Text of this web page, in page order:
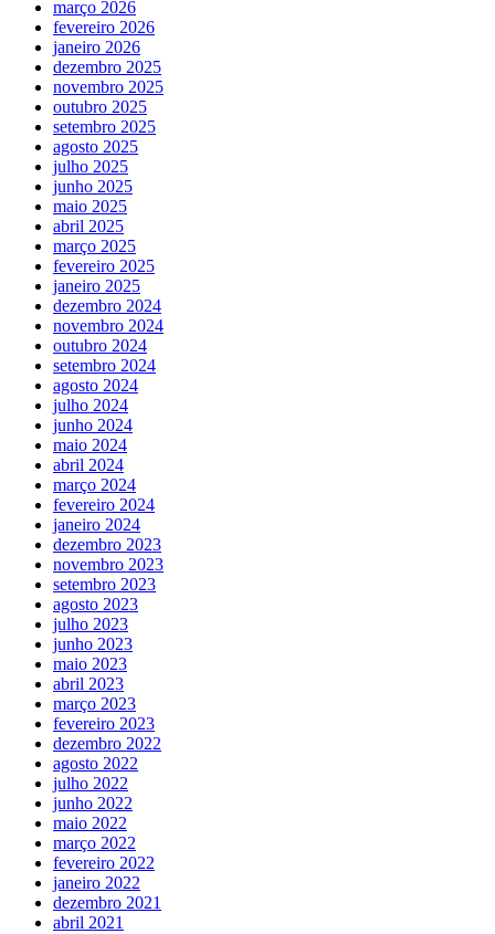
março 2026
fevereiro 2026
janeiro 2026
dezembro 2025
novembro 2025
outubro 2025
setembro 2025
agosto 2025
julho 2025
junho 2025
maio 2025
abril 2025
março 2025
fevereiro 2025
janeiro 2025
dezembro 2024
novembro 2024
outubro 2024
setembro 2024
agosto 2024
julho 2024
junho 2024
maio 2024
abril 2024
março 2024
fevereiro 2024
janeiro 2024
dezembro 2023
novembro 2023
setembro 2023
agosto 2023
julho 2023
junho 2023
maio 2023
abril 2023
março 2023
fevereiro 2023
dezembro 2022
agosto 2022
julho 2022
junho 2022
maio 2022
março 2022
fevereiro 2022
janeiro 2022
dezembro 2021
abril 2021